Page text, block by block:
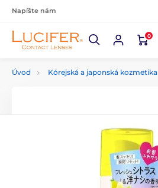
Napíšte nám
0
Úvod Kórejská a japonská kozmetika